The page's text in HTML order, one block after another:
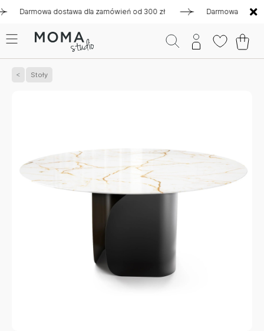
dostawa dla zamówień od 300 zł Darmowa dostawa
Stoły